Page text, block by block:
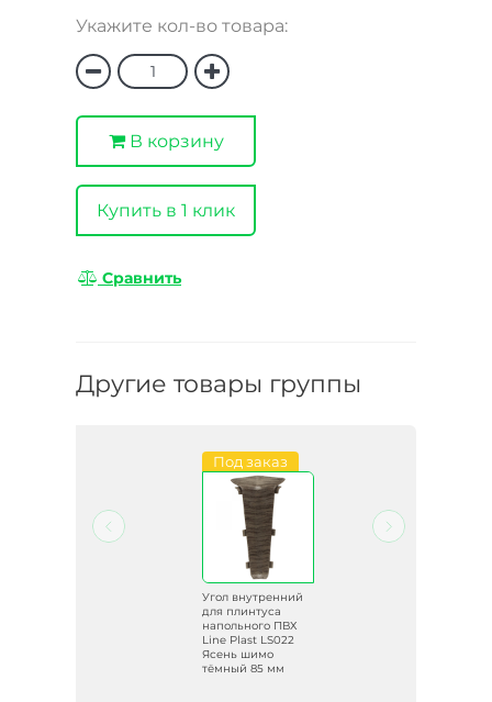
Укажите кол-во товара:
В корзину
Купить в 1 клик
Сравнить
Другие товары группы
Под заказ
Угол внутренний
для плинтуса
напольного ПВХ
Line Plast LS022
Ясень шимо
тёмный 85 мм